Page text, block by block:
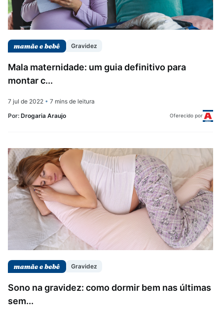
Gravidez
Mala maternidade: um guia definitivo para
montar c...
7 jul de 2022 • 7 mins de leitura
Por: Drogaria Araujo Oferecido por
Gravidez
Sono na gravidez: como dormir bem nas últimas
sem...